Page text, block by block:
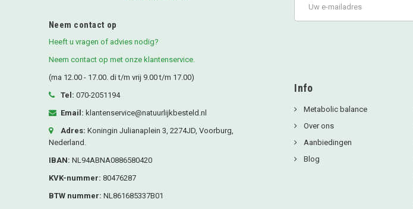
Neem contact op
Heeft u vragen of advies nodig?
Neem contact op met onze klantenservice.
(ma 12.00 - 17.00. di t/m vrij 9.00 t/m 17.00)
Tel: 070-2051194
Email: klantenservice@natuurlijkbesteld.nl
Adres: Koningin Julianaplein 3, 2274JD, Voorburg,
Nederland.
IBAN: NL94ABNA0886580420
KVK-nummer: 80476287
BTW nummer: NL861685337B01
Info
Metabolic balance
Over ons
Aanbiedingen
Blog